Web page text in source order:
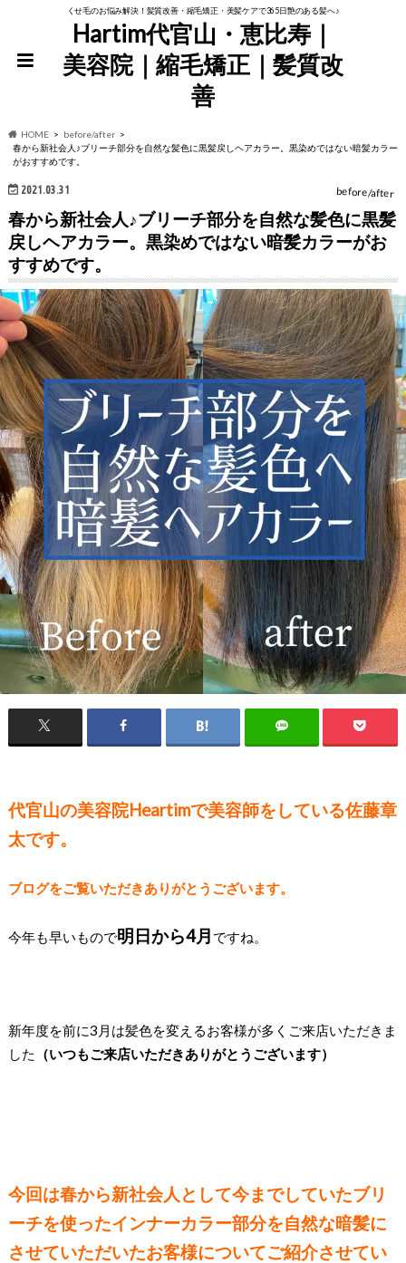
くせ毛のお悩み解決！髪質改善・縮毛矯正・美髪ケアで365日艶のある髪へ♪
Hartim代官山・恵比寿｜
美容院｜縮毛矯正｜髪質改
善
HOME
before/after
春から新社会人♪ブリーチ部分を自然な髪色に黒髪戻しヘアカラー。黒染めではない暗髪カラー
がおすすめです。
2021.03.31 before/after
春から新社会人♪ブリーチ部分を自然な髪色に黒髪
戻しヘアカラー。黒染めではない暗髪カラーがお
すすめです。
代官山の美容院Heartimで美容師をしている佐藤章
太です。
ブログをご覧いただきありがとうございます。
今年も早いもので明日から4月 ですね。
新年度を前に3月は髪色を変えるお客様が多くご来店いただきま
した
（いつもご来店いただきありがとうございます）
今回は春から新社会人として今までしていたブリ
ーチを使ったインナーカラー部分を自然な暗髪に
させていただいたお客様についてご紹介させてい